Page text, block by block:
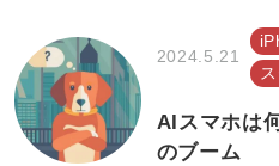
2024.5.21
AIスマホは
のブーム